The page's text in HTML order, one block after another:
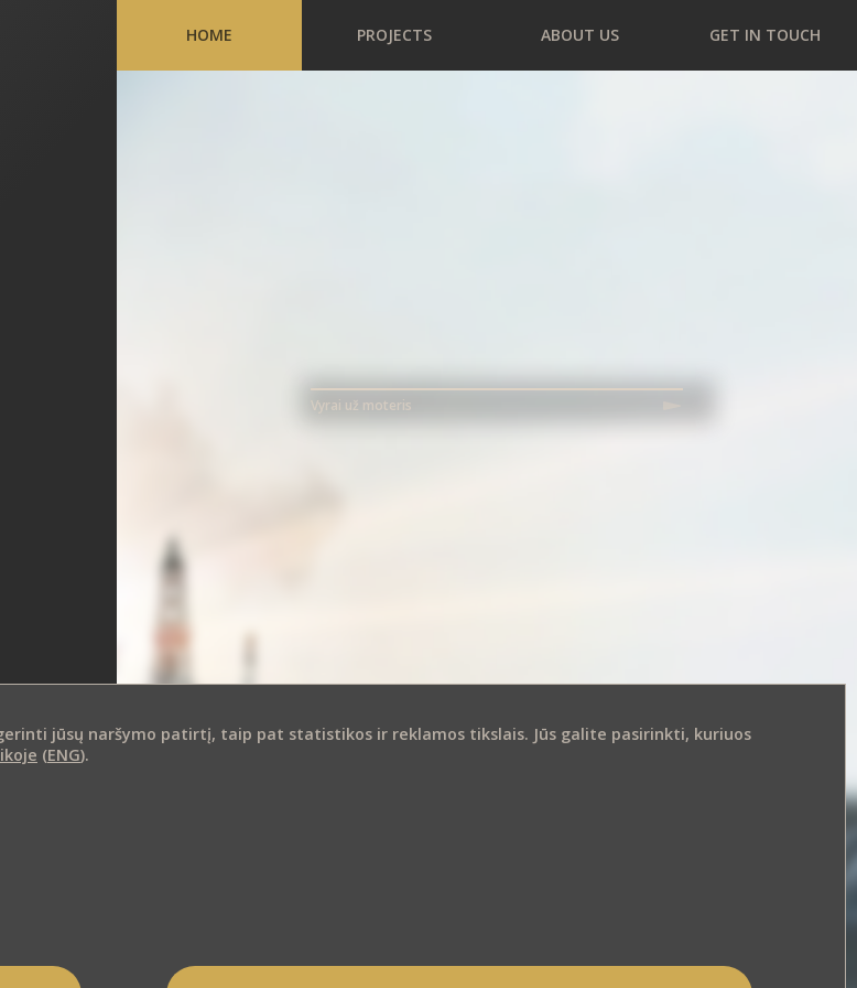
HOME PROJECTS ABOUT US GET IN TOUCH
Vyrai už moteris
jūsų naršymo patirtį, taip pat statistikos ir reklamos tikslais. Jūs galite pasirinkti, kuriuos
(ENG).